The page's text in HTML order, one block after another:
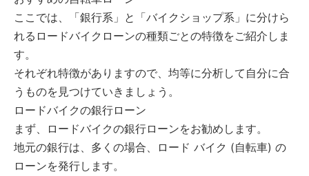
ここでは、「銀行系」と「バイクショップ系」に分けら
れるロードバイクローンの種類ごとの特徴をご紹介しま
す。
それぞれ特徴がありますので、均等に分析して自分に合
うものを見つけていきましょう。
ロードバイクの銀行ローン
まず、ロードバイクの銀行ローンをお勧めします。
地元の銀行は、多くの場合、ロード バイク (自転車) の
ローンを発行します。